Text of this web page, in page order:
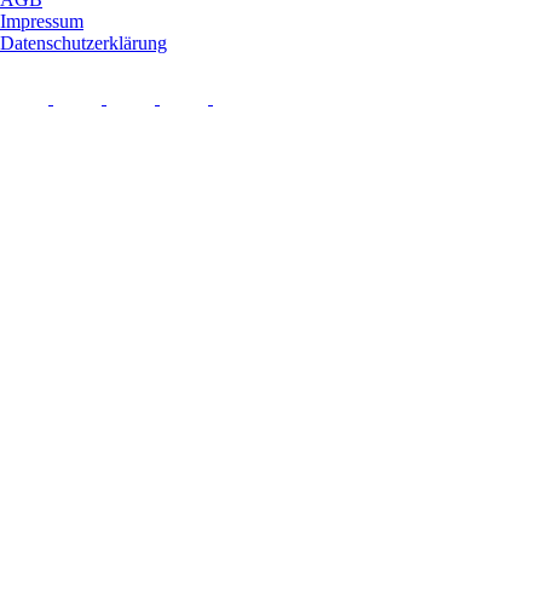
Impressum
Datenschutzerklärung